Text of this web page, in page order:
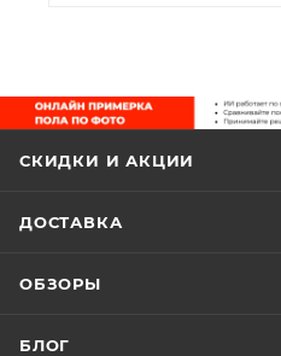
СКИДКИ И АКЦИИ
ДОСТАВКА
ОБЗОРЫ
БЛОГ